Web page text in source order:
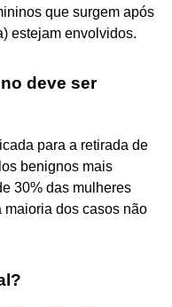
que surgem após
estejam envolvidos.
deve ser
para a retirada de
benignos mais
30% das mulheres
maioria dos casos não